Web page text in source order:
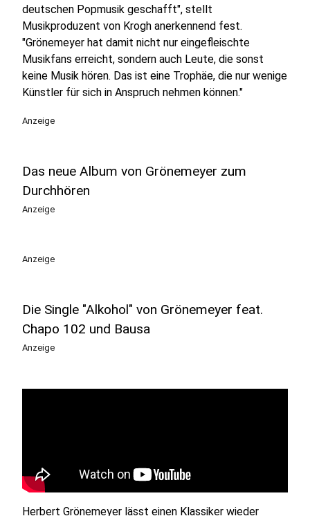
deutschen Popmusik geschafft", stellt
Musikproduzent von Krogh anerkennend fest.
"Grönemeyer hat damit nicht nur eingefleischte
Musikfans erreicht, sondern auch Leute, die sonst
keine Musik hören. Das ist eine Trophäe, die nur wenige
Künstler für sich in Anspruch nehmen können."
Anzeige
Das neue Album von Grönemeyer zum
Durchhören
Anzeige
Anzeige
Die Single "Alkohol" von Grönemeyer feat.
Chapo 102 und Bausa
Anzeige
Herbert Grönemeyer lässt einen Klassiker wieder